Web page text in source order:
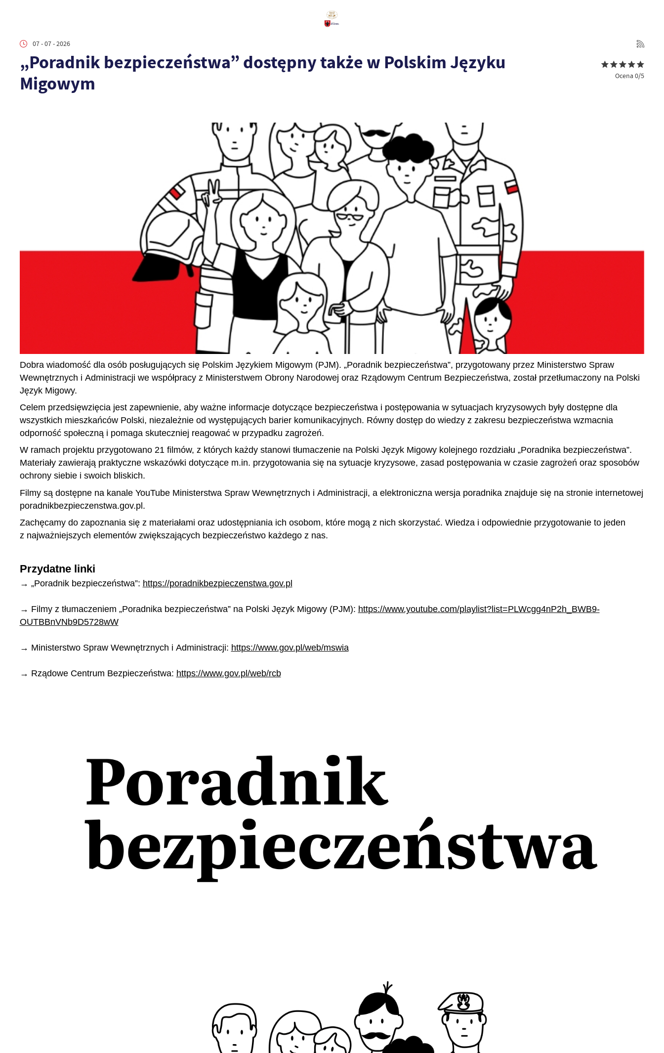
07 - 07 - 2026
„Poradnik bezpieczeństwa” dostępny także w Polskim Języku
Migowym
Ocena 0/5
Dobra wiadomość dla osób posługujących się Polskim Językiem Migowym (PJM). „Poradnik bezpieczeństwa”, przygotowany przez Ministerstwo Spraw
Wewnętrznych i Administracji we współpracy z Ministerstwem Obrony Narodowej oraz Rządowym Centrum Bezpieczeństwa, został przetłumaczony na Polski
Język Migowy.
Celem przedsięwzięcia jest zapewnienie, aby ważne informacje dotyczące bezpieczeństwa i postępowania w sytuacjach kryzysowych były dostępne dla
wszystkich mieszkańców Polski, niezależnie od występujących barier komunikacyjnych. Równy dostęp do wiedzy z zakresu bezpieczeństwa wzmacnia
odporność społeczną i pomaga skuteczniej reagować w przypadku zagrożeń.
W ramach projektu przygotowano 21 filmów, z których każdy stanowi tłumaczenie na Polski Język Migowy kolejnego rozdziału „Poradnika bezpieczeństwa”.
Materiały zawierają praktyczne wskazówki dotyczące m.in. przygotowania się na sytuacje kryzysowe, zasad postępowania w czasie zagrożeń oraz sposobów
ochrony siebie i swoich bliskich.
Filmy są dostępne na kanale YouTube Ministerstwa Spraw Wewnętrznych i Administracji, a elektroniczna wersja poradnika znajduje się na stronie internetowej
poradnikbezpieczenstwa.gov.pl.
Zachęcamy do zapoznania się z materiałami oraz udostępniania ich osobom, które mogą z nich skorzystać. Wiedza i odpowiednie przygotowanie to jeden
z najważniejszych elementów zwiększających bezpieczeństwo każdego z nas.
Przydatne linki
→ „Poradnik bezpieczeństwa”: https://poradnikbezpieczenstwa.gov.pl
→ Filmy z tłumaczeniem „Poradnika bezpieczeństwa” na Polski Język Migowy (PJM): https://www.youtube.com/playlist?list=PLWcgg4nP2h_BWB9-
OUTBBnVNb9D5728wW
→ Ministerstwo Spraw Wewnętrznych i Administracji: https://www.gov.pl/web/mswia
→ Rządowe Centrum Bezpieczeństwa: https://www.gov.pl/web/rcb